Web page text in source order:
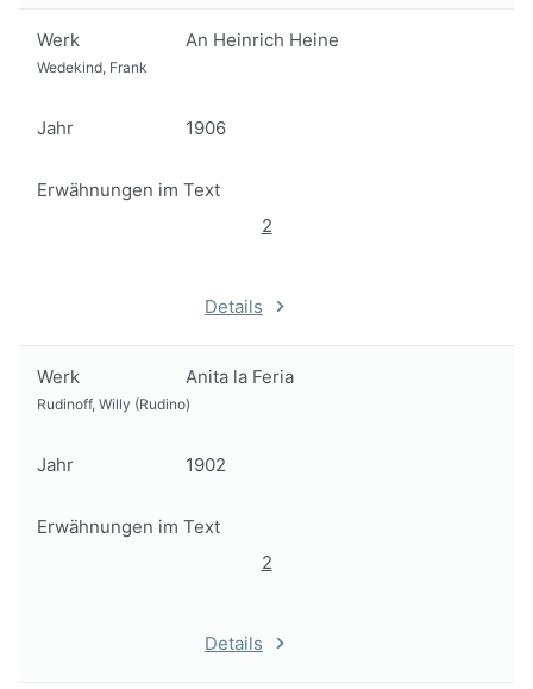
Werk An Heinrich Heine
Wedekind, Frank
Jahr 1906
Erwähnungen im Text
2
Details
Werk Anita la Feria
Rudinoff, Willy (Rudino)
Jahr 1902
Erwähnungen im Text
2
Details